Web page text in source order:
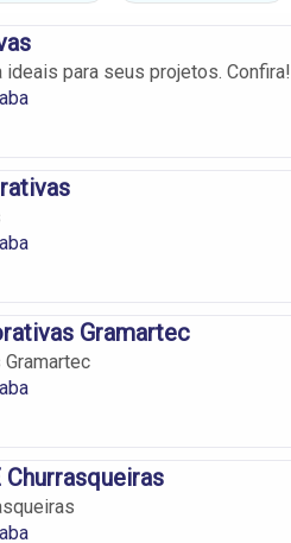
para seus projetos. Confira!
Gramartec